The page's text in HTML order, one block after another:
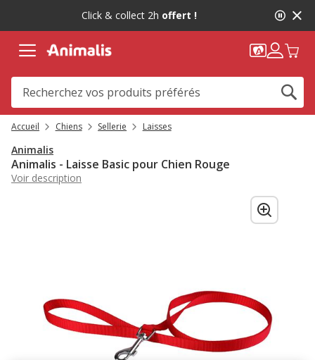
message,
Click & collect 2h offert !
Accueil Chiens Sellerie Laisses
Animalis
Animalis - Laisse Basic pour Chien Rouge
Voir description